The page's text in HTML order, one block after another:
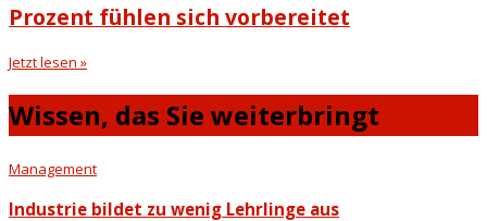
Prozent fühlen sich vorbereitet
Jetzt lesen »
Wissen, das Sie weiterbringt
Management
Industrie bildet zu wenig Lehrlinge aus